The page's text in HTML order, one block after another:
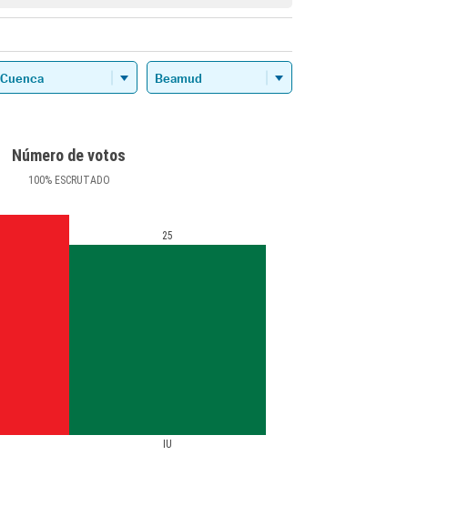
Número de votos
100%ESCRUTADO
IU
25